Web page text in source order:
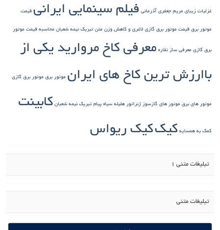
غزلیات زیبای مریم جعفری آذرمانی فیلم سینمایی ایرانی قیمت
موتور برق قیمت موتور برق گازی لاغری و کاهش وزن متن تبریک نیمه شعبان محاسبه قیمت موتور
برق گازی معرفی ساز نقاره معرفی کاخ مروارید یکی از
باارزش ترین کاخ های ایران موتور برق موتور برق گازی
موتور های برق موتور های گازسوز ژنراتور هلیله سیاه پیام تبریک نیمه شعبان کابینت
کمک به همسایه کیککیک ریواس
تبلیغات متنی 1
تبلیغات متنی